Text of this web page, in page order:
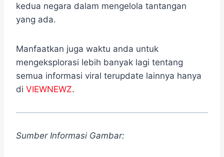
kedua negara dalam mengelola tantangan
yang ada.
Manfaatkan juga waktu anda untuk
mengeksplorasi lebih banyak lagi tentang
semua informasi viral terupdate lainnya hanya
di VIEWNEWZ.
Sumber Informasi Gambar: